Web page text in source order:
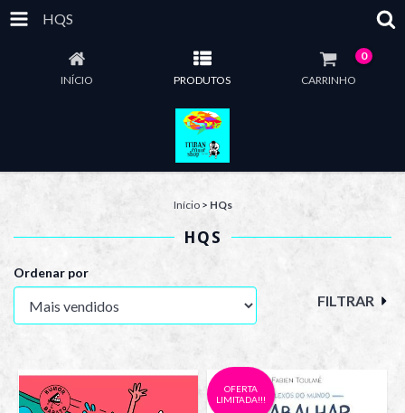
HQS
INÍCIO PRODUTOS CARRINHO
0
Início > HQs
HQS
Ordenar por
FILTRAR
OFERTA
LIMITADA!!!